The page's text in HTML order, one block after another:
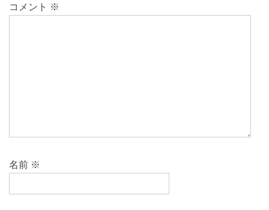
コメント ※
名前 ※